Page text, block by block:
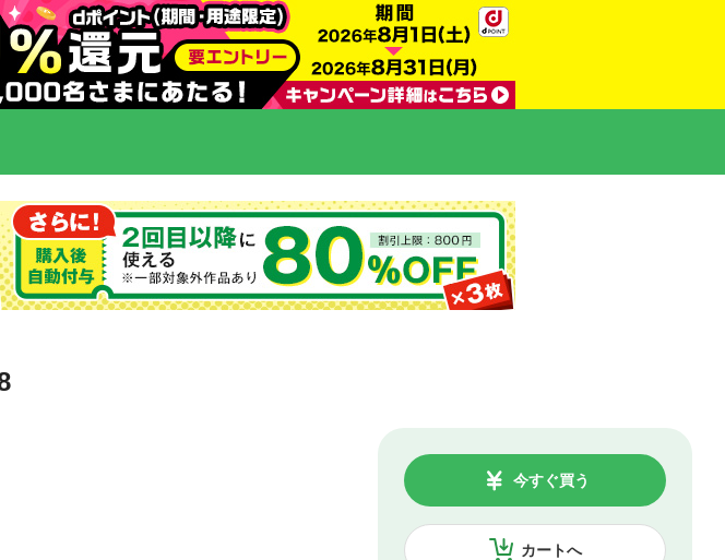
カートへ
今すぐ買う